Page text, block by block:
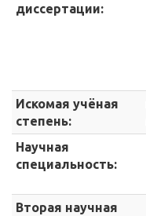
диссертации:
Искомая учёная
степень:
Научная
специальность:
Вторая научная